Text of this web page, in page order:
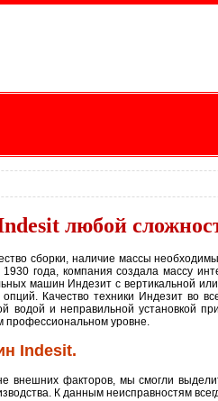
любой
сборки, наличие массы
года, компания создала массу
машин Индезит с вертикальной
Качество техники Индезит во
водой и неправильной установкой
профессиональном уровне.
Indesit.
внешних факторов, мы смогли
К данным неисправностям